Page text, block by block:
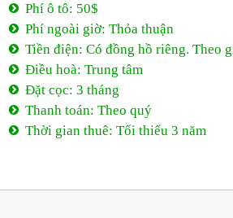
Phí ô tô: 50$
Phí ngoài giờ: Thỏa thuận
Tiền điện: Có đồng hồ riêng. Theo
Điều hoà: Trung tâm
Đặt cọc: 3 tháng
Thanh toán: Theo quý
Thời gian thuê: Tối thiểu 3 năm